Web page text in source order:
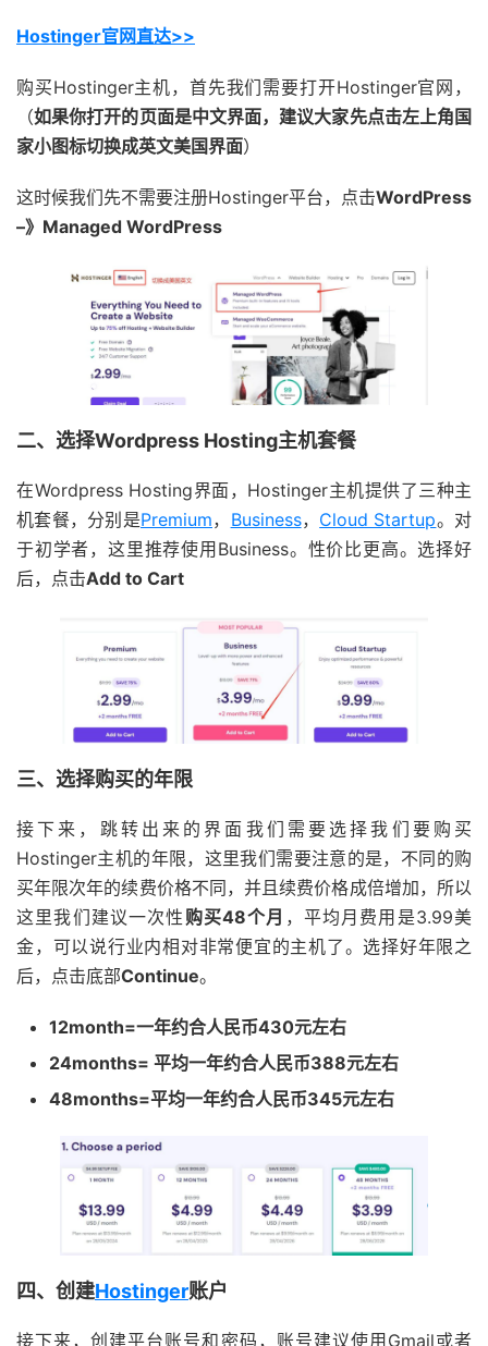
Hostinger官网直达>>
购买Hostinger主机，首先我们需要打开Hostinger官网，
（如果你打开的页面是中文界面，建议大家先点击左上角国
家小图标切换成英文美国界面）
这时候我们先不需要注册Hostinger平台，点击WordPress
–》Managed WordPress
二、选择Wordpress Hosting主机套餐
在Wordpress Hosting界面，Hostinger主机提供了三种主
机套餐，分别是Premium， Business， Cloud Startup。对
于初学者，这里推荐使用Business。性价比更高。选择好
后，点击Add to Cart
三、选择购买的年限
接下来，跳转出来的界面我们需要选择我们要购买
Hostinger主机的年限，这里我们需要注意的是，不同的购
买年限次年的续费价格不同，并且续费价格成倍增加，所以
这里我们建议一次性 购买48个月 ，平均月费用是3.99美
金，可以说行业内相对非常便宜的主机了。选择好年限之
后，点击底部Continue。
12month=一年约合人民币430元左右
24months= 平均一年约合人民币388元左右
48months=平均一年约合人民币345元左右
四、创建Hostinger账户
接下来，创建平台账号和密码，账号建议使用Gmail或者